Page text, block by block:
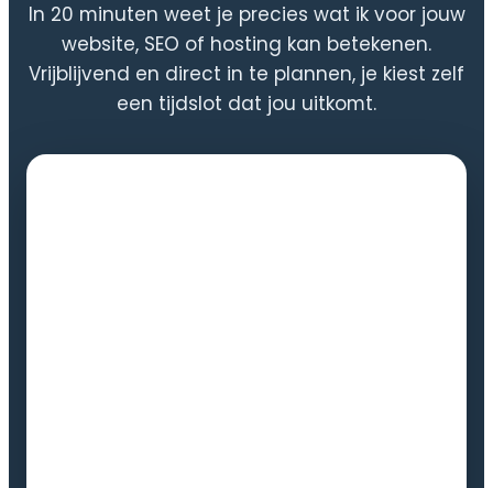
In 20 minuten weet je precies wat ik voor jouw
website, SEO of hosting kan betekenen.
Vrijblijvend en direct in te plannen, je kiest zelf
een tijdslot dat jou uitkomt.